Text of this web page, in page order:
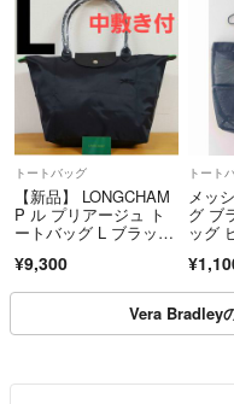
トートバッグ
【新品】 LONGCHAM
P ル プリアージュ ト
ートバッグ L ブラック
¥9,300
トート
メッ
グ ブ
ッグ
Vera Bradley